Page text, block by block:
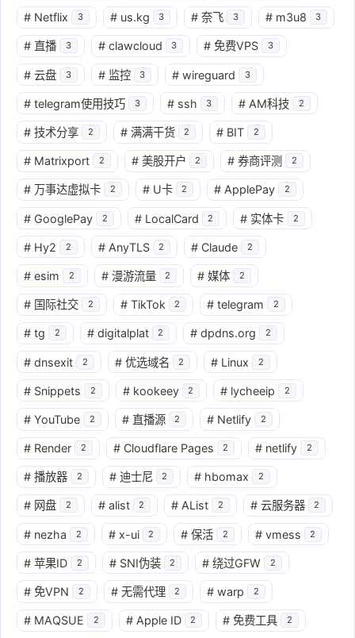
# Netflix 3 # us.kg 3 # 奈飞 3 # m3u8 3
# 直播 3 # clawcloud 3 # 免费VPS 3
# 云盘 3 # 监控 3 # wireguard 3
# telegram使用技巧 3 # ssh 3 # AM科技 2
# 技术分享 2 # 满满干货 2 # BIT 2
# Matrixport 2 # 美股开户 2 # 券商评测 2
# 万事达虚拟卡 2 # U卡 2 # ApplePay 2
# GooglePay 2 # LocalCard 2 # 实体卡 2
# Hy2 2 # AnyTLS 2 # Claude 2
# esim 2 # 漫游流量 2 # 媒体 2
# 国际社交 2 # TikTok 2 # telegram 2
# tg 2 # digitalplat 2 # dpdns.org 2
# dnsexit 2 # 优选域名 2 # Linux 2
# Snippets 2 # kookeey 2 # lycheeip 2
# YouTube 2 # 直播源 2 # Netlify 2
# Render 2 # Cloudflare Pages 2 # netlify 2
# 播放器 2 # 迪士尼 2 # hbomax 2
# 网盘 2 # alist 2 # AList 2 # 云服务器 2
# nezha 2 # x-ui 2 # 保活 2 # vmess 2
# 苹果ID 2 # SNI伪装 2 # 绕过GFW 2
# 免VPN 2 # 无需代理 2 # warp 2
# MAQSUE 2 # Apple ID 2 # 免费工具 2